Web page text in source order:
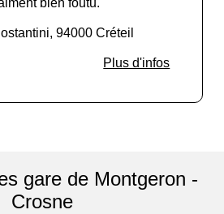
bien foutu.
94000 Créteil
Plus d'infos
gare de Montgeron -
Crosne